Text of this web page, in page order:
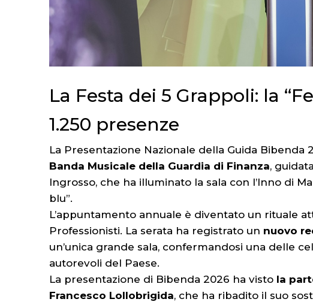
La Festa dei 5 Grappoli: la
1.250 presenze
La Presentazione Nazionale della Guida Bibenda
Banda Musicale della Guardia di Finanza,
Ingrosso, che ha illuminato la sala con l’Inno di
blu”.
L’appuntamento annuale è diventato un rituale
Professionisti. La serata ha registrato un nuovo
un’unica grande sala, confermandosi una delle
autorevoli del Paese.
La presentazione di Bibenda 2026 ha visto la
Francesco Lollobrigida, che ha ribadito il suo